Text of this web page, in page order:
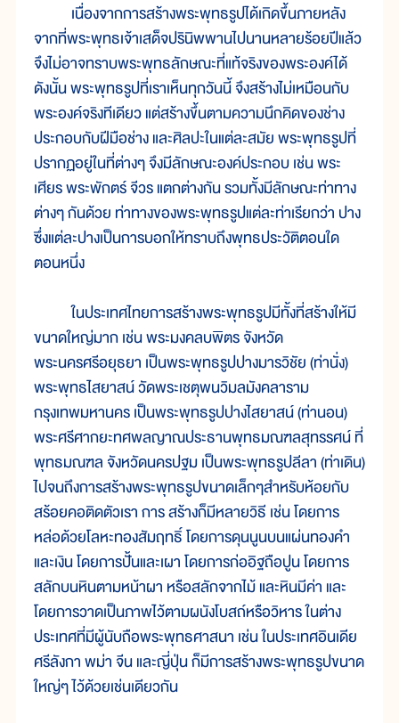
เนื่องจากการสร้างพระพุทธรูปได้เกิดขึ้นภายหลัง
จากที่พระพุทธเจ้าเสด็จปรินิพพานไปนานหลายร้อยปีแล้ว
จึงไม่อาจทราบพระพุทธลักษณะที่แท้จริงของพระองค์ได้
ดังนั้น พระพุทธรูปที่เราเห็นทุกวันนี้ จึงสร้างไม่เหมือนกับ
พระองค์จริงทีเดียว แต่สร้างขึ้นตามความนึกคิดของช่าง
ประกอบกับฝีมือช่าง และศิลปะในแต่ละสมัย พระพุทธรูปที่
ปรากฏอยู่ในที่ต่างๆ จึงมีลักษณะองค์ประกอบ เช่น พระ
เศียร พระพักตร์ จีวร แตกต่างกัน รวมทั้งมีลักษณะท่าทาง
ต่างๆ กันด้วย ท่าทางของพระพุทธรูปแต่ละท่าเรียกว่า ปาง
ซึ่งแต่ละปางเป็นการบอกให้ทราบถึงพุทธประวัติตอนใด
ตอนหนึ่ง
ในประเทศไทยการสร้างพระพุทธรูปมีทั้งที่สร้างให้มี
ขนาดใหญ่มาก เช่น พระมงคลบพิตร จังหวัด
พระนครศรีอยุธยา เป็นพระพุทธรูปปางมารวิชัย (ท่านั่ง)
พระพุทธไสยาสน์ วัดพระเชตุพนวิมลมังคลาราม
กรุงเทพมหานคร เป็นพระพุทธรูปปางไสยาสน์ (ท่านอน)
พระศรีศากยะทศพลญาณประธานพุทธมณฑลสุทรรศน์ ที่
พุทธมณฑล จังหวัดนครปฐม เป็นพระพุทธรูปลีลา (ท่าเดิน)
ไปจนถึงการสร้างพระพุทธรูปขนาดเล็กๆสำหรับห้อยกับ
สร้อยคอติดตัวเรา การ สร้างก็มีหลายวิธี เช่น โดยการ
หล่อด้วยโลหะทองสัมฤทธิ์ โดยการดุนนูนบนแผ่นทองคำ
และเงิน โดยการปั้นและเผา โดยการก่ออิฐถือปูน โดยการ
สลักบนหินตามหน้าผา หรือสลักจากไม้ และหินมีค่า และ
โดยการวาดเป็นภาพไว้ตามผนังโบสถ์หรือวิหาร ในต่าง
ประเทศที่มีผู้นับถือพระพุทธศาสนา เช่น ในประเทศอินเดีย
ศรีลังกา พม่า จีน และญี่ปุ่น ก็มีการสร้างพระพุทธรูปขนาด
ใหญ่ๆ ไว้ด้วยเช่นเดียวกัน